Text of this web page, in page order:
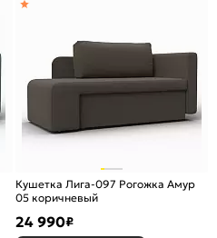
Кушетка Лига-097 Рогожка Амур
05 коричневый
24 990₽